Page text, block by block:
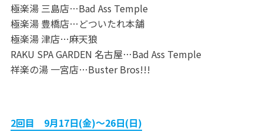
極楽湯 三島店…Bad Ass Temple
極楽湯 豊橋店…どついたれ本舗
極楽湯 津店…麻天狼
RAKU SPA GARDEN 名古屋…Bad Ass Temple
祥楽の湯 一宮店…Buster Bros!!!
2回目 9月17日(金)～26日(日)